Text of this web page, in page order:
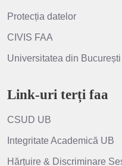
Protecția datelor
CIVIS FAA
Universitatea din București
Link-uri terți faa
CSUD UB
Integritate Academică UB
Hărțuire & Discriminare